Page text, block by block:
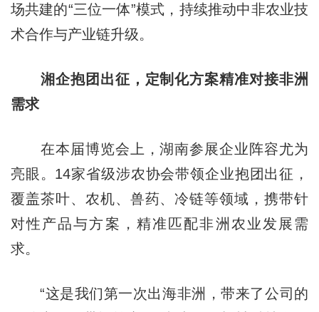
场共建的“三位一体”模式，持续推动中非农业技
术合作与产业链升级。
湘企抱团出征，定制化方案精准对接非洲
需求
在本届博览会上，湖南参展企业阵容尤为
亮眼。14家省级涉农协会带领企业抱团出征，
覆盖茶叶、农机、兽药、冷链等领域，携带针
对性产品与方案，精准匹配非洲农业发展需
求。
“这是我们第一次出海非洲，带来了公司的